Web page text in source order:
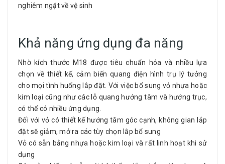
nghiêm ngặt về vệ sinh
Khả năng ứng dụng đa năng
Nhờ kích thước M18 được tiêu chuẩn hóa và nhiều lựa
chọn về thiết kế, cảm biến quang điện hình trụ lý tưởng
cho mọi tình huống lắp đặt. Với việc bổ sung vỏ nhựa hoặc
kim loại cũng như các lỗ quang hướng tâm và hướng trục,
có thể có nhiều ứng dụng.
Đối với vỏ có thiết kế hướng tâm góc cạnh, không gian lắp
đặt sẽ giảm, mở ra các tùy chọn lắp bổ sung
Vỏ có sẵn bằng nhựa hoặc kim loại và rất linh hoạt khi sử
dụng